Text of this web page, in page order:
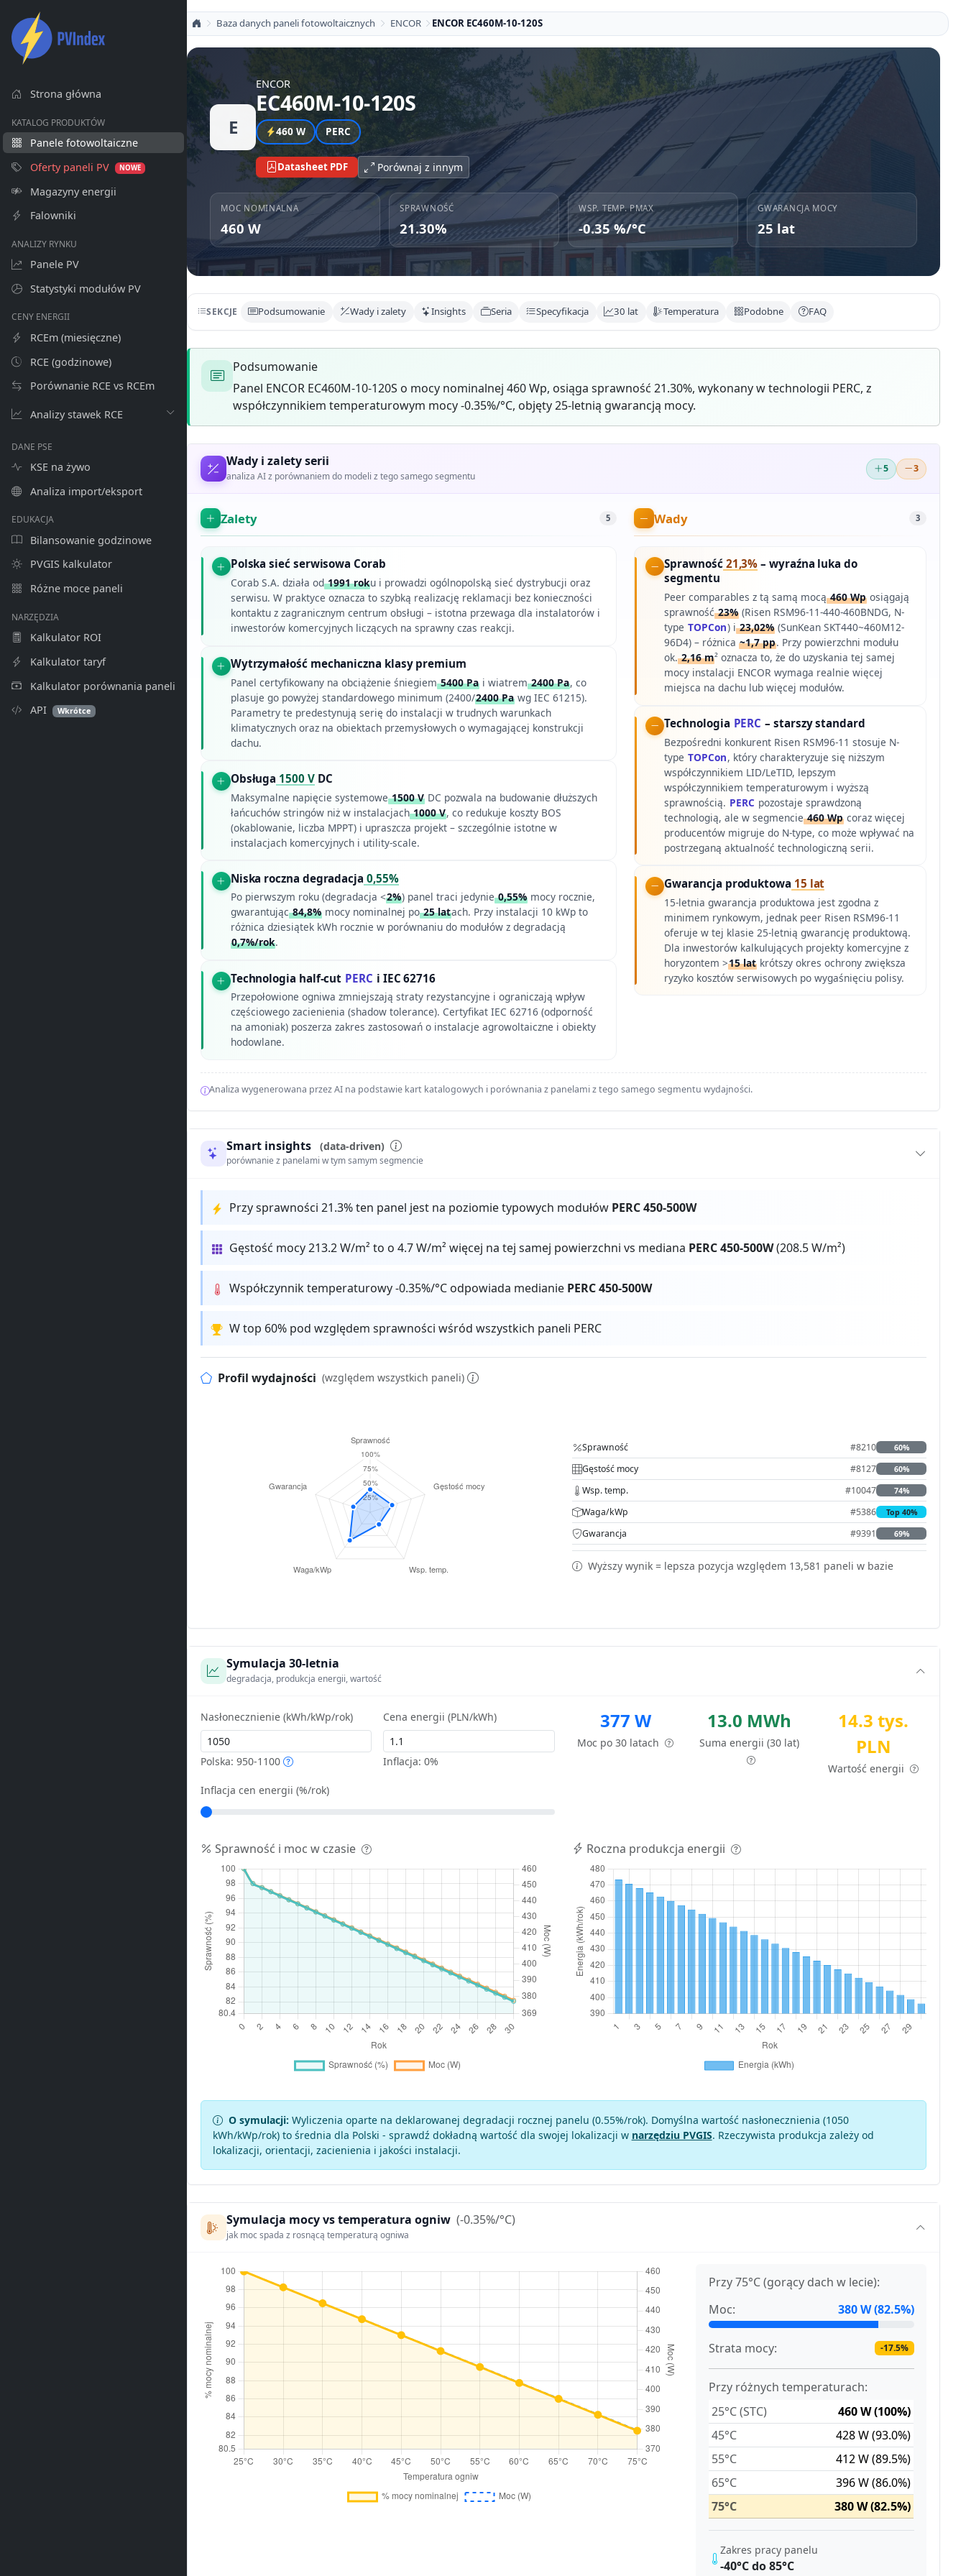
Strona główna
KATALOG PRODUKTÓW
Panele fotowoltaiczne
Oferty paneli PV
NOWE
Magazyny energii
Falowniki
ANALIZY RYNKU
Panele PV
Statystyki modułów PV
CENY ENERGII
RCEm (miesięczne)
RCE (godzinowe)
Porównanie RCE vs RCEm
Analizy stawek RCE
DANE PSE
KSE na żywo
Analiza import/eksport
EDUKACJA
Bilansowanie godzinowe
PVGIS kalkulator
Różne moce paneli
NARZĘDZIA
Kalkulator ROI
Kalkulator taryf
Kalkulator porównania paneli
API
Wkrótce
Baza danych paneli fotowoltaicznych ENCOR ENCOR EC460M-10-120S
E
ENCOR
EC460M-10-120S
460 W PERC
Datasheet PDF Porównaj z innym
MOC NOMINALNA
460 W
SPRAWNOŚĆ
21.30%
WSP. TEMP. PMAX
-0.35 %/°C
GWARANCJA MOCY
25 lat
SEKCJE Podsumowanie Wady i zalety Insights Seria Specyfikacja 30 lat Temperatura Podobne FAQ
Podsumowanie
Panel ENCOR EC460M-10-120S o mocy nominalnej 460 Wp, osiąga sprawność 21.30%, wykonany w technologii PERC, z
współczynnikiem temperaturowym mocy -0.35%/°C, objęty 25-letnią gwarancją mocy.
Wady i zalety serii
analiza AI z porównaniem do modeli z tego samego segmentu
5 3
Zalety 5
Polska sieć serwisowa Corab
Corab S.A. działa od1991 roku i prowadzi ogólnopolską sieć dystrybucji oraz
serwisu. W praktyce oznacza to szybką realizację reklamacji bez konieczności
kontaktu z zagranicznym centrum obsługi – istotna przewaga dla instalatorów i
inwestorów komercyjnych liczących na sprawny czas reakcji.
Wytrzymałość mechaniczna klasy premium
Panel certyfikowany na obciążenie śniegiem5400 Pai wiatrem2400 Pa, co
plasuje go powyżej standardowego minimum (2400/2400 Pawg IEC 61215).
Parametry te predestynują serię do instalacji w trudnych warunkach
klimatycznych oraz na obiektach przemysłowych o wymagającej konstrukcji
dachu.
Obsługa 1500 VDC
Maksymalne napięcie systemowe1500 VDC pozwala na budowanie dłuższych
łańcuchów stringów niż w instalacjach1000 V, co redukuje koszty BOS
(okablowanie, liczba MPPT) i upraszcza projekt – szczególnie istotne w
instalacjach komercyjnych i utility-scale.
Niska roczna degradacja 0,55%
Po pierwszym roku (degradacja <2%) panel traci jedynie0,55%mocy rocznie,
gwarantując84,8%mocy nominalnej po25 latach. Przy instalacji 10 kWp to
różnica dziesiątek kWh rocznie w porównaniu do modułów z degradacją
0,7%/rok.
Technologia half-cut PERC i IEC 62716
Przepołowione ogniwa zmniejszają straty rezystancyjne i ograniczają wpływ
częściowego zacienienia (shadow tolerance). Certyfikat IEC 62716 (odporność
na amoniak) poszerza zakres zastosowań o instalacje agrowoltaiczne i obiekty
hodowlane.
Wady 3
Sprawność21,3% – wyraźna luka do
segmentu
Peer comparables z tą samą mocą460 Wp osiągają
sprawność23% (Risen RSM96-11-440-460BNDG, N-
type TOPCon) i23,02% (SunKean SKT440~460M12-
96D4) – różnica~1,7 pp. Przy powierzchni modułu
ok.2,16 m² oznacza to, że do uzyskania tej samej
mocy instalacji ENCOR wymaga realnie więcej
miejsca na dachu lub więcej modułów.
Technologia PERC – starszy standard
Bezpośredni konkurent Risen RSM96-11 stosuje N-
type TOPCon, który charakteryzuje się niższym
współczynnikiem LID/LeTID, lepszym
współczynnikiem temperaturowym i wyższą
sprawnością. PERC pozostaje sprawdzoną
technologią, ale w segmencie460 Wp coraz więcej
producentów migruje do N-type, co może wpływać na
postrzeganą aktualność technologiczną serii.
Gwarancja produktowa 15 lat
15-letnia gwarancja produktowa jest zgodna z
minimem rynkowym, jednak peer Risen RSM96-11
oferuje w tej klasie 25-letnią gwarancję produktową.
Dla inwestorów kalkulujących projekty komercyjne z
horyzontem >15 lat krótszy okres ochrony zwiększa
ryzyko kosztów serwisowych po wygaśnięciu polisy.
Analiza wygenerowana przez AI na podstawie kart katalogowych i porównania z panelami z tego samego segmentu wydajności.
Smart insights (data-driven)
porównanie z panelami w tym samym segmencie
Przy sprawności 21.3% ten panel jest na poziomie typowych modułów PERC 450-500W
Gęstość mocy 213.2 W/m² to o 4.7 W/m² więcej na tej samej powierzchni vs mediana PERC 450-500W(208.5 W/m²)
Współczynnik temperaturowy -0.35%/°C odpowiada medianie PERC 450-500W
W top 60% pod względem sprawności wśród wszystkich paneli PERC
Profil wydajności (względem wszystkich paneli)
Sprawność #8210 60%
Gęstość mocy #8127 60%
Wsp. temp. #10047 74%
Waga/kWp #5386 Top 40%
Gwarancja #9391 69%
Wyższy wynik = lepsza pozycja względem 13,581 paneli w bazie
Symulacja 30-letnia
degradacja, produkcja energii, wartość
Nasłonecznienie (kWh/kWp/rok)
Polska: 950-1100
Cena energii (PLN/kWh)
Inflacja:0%
Inflacja cen energii (%/rok)
377 W
Moc po 30 latach
13.0 MWh
Suma energii (30 lat)
14.3 tys.
PLN
Wartość energii
Sprawność i moc w czasie Roczna produkcja energii
O symulacji: Wyliczenia oparte na deklarowanej degradacji rocznej panelu (0.55%/rok). Domyślna wartość nasłonecznienia (1050
kWh/kWp/rok) to średnia dla Polski - sprawdź dokładną wartość dla swojej lokalizacji w narzędziu PVGIS. Rzeczywista produkcja zależy od
lokalizacji, orientacji, zacienienia i jakości instalacji.
Symulacja mocy vs temperatura ogniw (-0.35%/°C)
jak moc spada z rosnącą temperaturą ogniwa
Przy 75°C (gorący dach w lecie):
Moc:
380 W (82.5%)
Strata mocy: -17.5%
Przy różnych temperaturach:
25°C (STC)
460 W (100%)
45°C
428 W (93.0%)
55°C
412 W (89.5%)
65°C
396 W (86.0%)
75°C
380 W (82.5%)
Zakres pracy panelu
-40°C do 85°C